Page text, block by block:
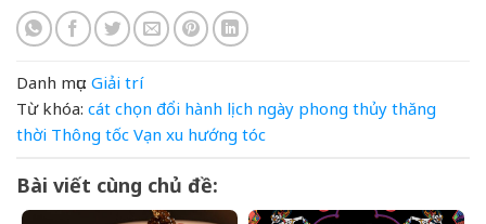
Danh mục: Giải trí
Từ khóa: cát chọn đổi hành lịch ngày phong thủy thăng
thời Thông tốc Vạn xu hướng tóc
Bài viết cùng chủ đề: